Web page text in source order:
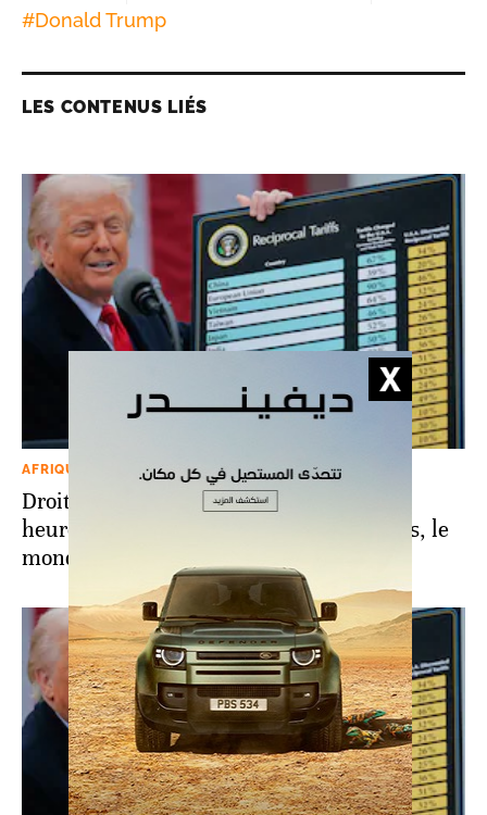
#Donald Trump
LES CONTENUS LIÉS
AFRIQUE AUSTRALE
Droits de douane de Trump: à quelques
heures de l’annonce de nouveaux accords, le
monde retient son souffle